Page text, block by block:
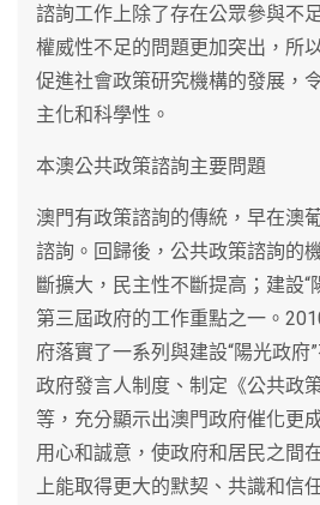
諮詢工作上除了存在公眾參與不
權威性不足的問題更加突出，所
促進社會政策研究機構的發展，
主化和科學性。
本澳公共政策諮詢主要問題
澳門有政策諮詢的傳統，早在澳
諮詢。回歸後，公共政策諮詢的
斷擴大，民主性不斷提高；建設“
第三屆政府的工作重點之一。
府落實了一系列與建設“陽光政府
政府發言人制度、制定《公共政
等，充分顯示出澳門政府催化更
用心和誠意，使政府和居民之間
上能取得更大的默契、共識和信